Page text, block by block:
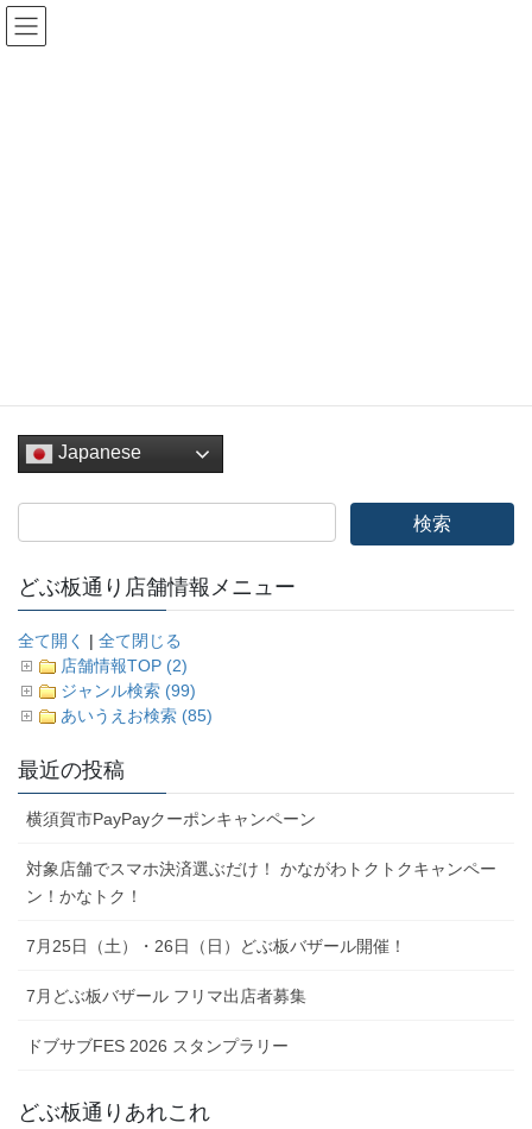
コ
ン
ナ
ビ
Japanese
どぶ板通り店舗情報メニュー
全て開く | 全て閉じる
店舗情報TOP (2)
ジャンル検索 (99)
あいうえお検索 (85)
最近の投稿
横須賀市PayPayクーポンキャンペーン
対象店舗でスマホ決済選ぶだけ！ かながわトクトクキャンペー
ン！かなトク！
7月25日（土）・26日（日）どぶ板バザール開催！
7月どぶ板バザール フリマ出店者募集
ドブサブFES 2026 スタンプラリー
どぶ板通りあれこれ